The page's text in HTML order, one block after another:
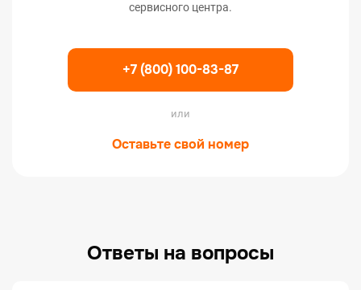
сервисного центра.
+7 (800) 100-83-87
или
Оставьте свой номер
Ответы на вопросы